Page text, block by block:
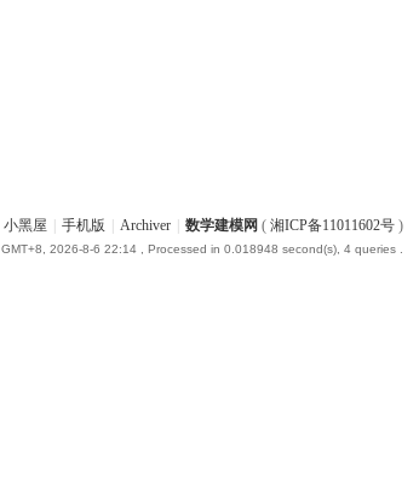
小黑屋 手机版 Archiver 数学建模网 ( 湘ICP备11011602号)
GMT+8, 2026-8-6 22:14, Processed in 0.018948 second(s), 4 queries .